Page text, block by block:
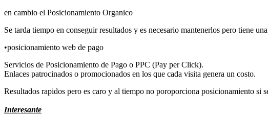
en cambio el Posicionamiento Organico
Se tarda tiempo en conseguir resultados y es necesario mantenerlos pero tiene
•posicionamiento web de pago
Servicios de Posicionamiento de Pago o PPC (Pay per Click).
Enlaces patrocinados o promocionados en los que cada visita genera un costo.
Resultados rapidos pero es caro y al tiempo no poroporciona posicionamiento si
Interesante